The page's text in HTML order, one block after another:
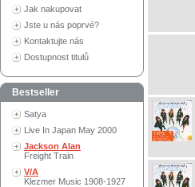
Jak nakupovat
Jste u nás poprvé?
Kontaktujte nás
Dostupnost titulů
Bestseller
Satya
Live In Japan May 2000
Jackson Alan
Freight Train
V/A
Klezmer Music 1908-1927